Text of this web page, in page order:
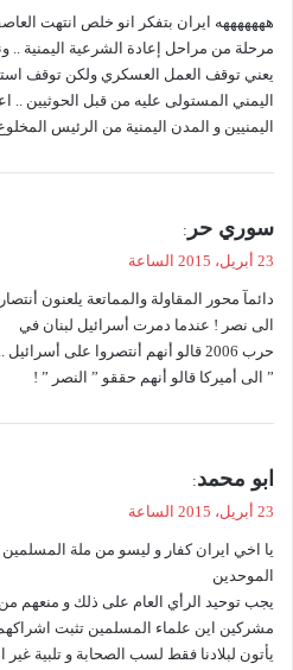
ل
هههههههه ايران بتفكر انو خلص انتهت
مرحلة من مراحل إعادة الشرعية اليمنية ..
يعني توقف العمل العسكري ولكن توقف
اليمني المستولى عليه من قبل الحوثيين ..
اليمنيين و المدن اليمنية من الرئيس المخلوع
ي
ل
سوري حر :
23 أبريل، 2015 الساعة
دائمآ محور المقاولة والمماتعة يلعنون
الى نصر ! عندما دمرت أسرائيل لبنان في
حرب 2006 قالو أنهم أنتصروا على
” الى أميركا قالو أنهم حققو ” النصر ” !
ي
ل
ابو محمد:
23 أبريل، 2015 الساعة
يا اخي ايران كفار و ليسو من ملة
الموحدين
يجب توحيد الرأي العام على ذلك و منعهم من
مشركين اين علماء المسلمين تثبت
يأتون لبلادنا فقط لسب الصحابة و تلبية غير